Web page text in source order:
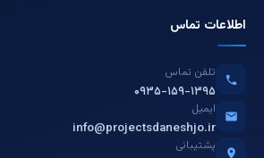
اطلاعات تماس
تلفن تماس
۰۹۳۵-۱۵۹-۱۳۹۵
ایمیل
info@projectsdaneshjo.ir
پشتیبانی